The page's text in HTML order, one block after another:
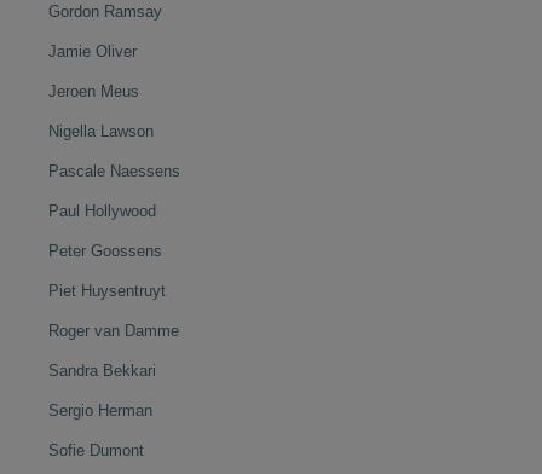
Gordon Ramsay
Jamie Oliver
Jeroen Meus
Nigella Lawson
Pascale Naessens
Paul Hollywood
Peter Goossens
Piet Huysentruyt
Roger van Damme
Sandra Bekkari
Sergio Herman
Sofie Dumont